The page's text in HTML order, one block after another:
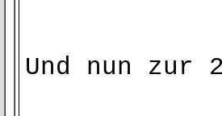
Und nun zur